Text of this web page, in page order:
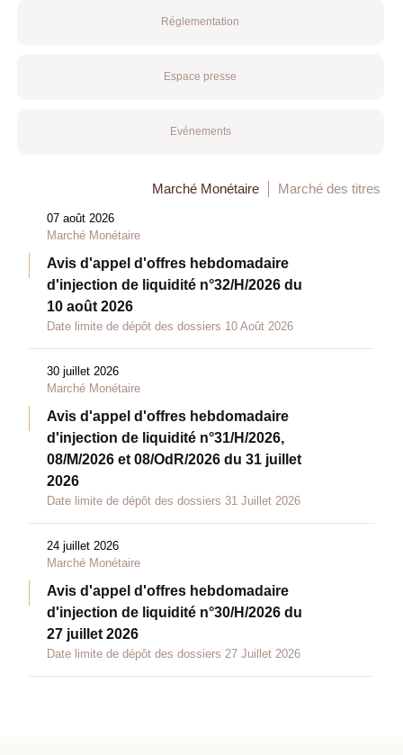
Réglementation
Espace presse
Evénements
Marché Monétaire Marché des titres
07 août 2026
Marché Monétaire
Avis d'appel d'offres hebdomadaire
d'injection de liquidité n°32/H/2026 du
10 août 2026
Date limite de dépôt des dossiers 10 Août 2026
30 juillet 2026
Marché Monétaire
Avis d'appel d'offres hebdomadaire
d'injection de liquidité n°31/H/2026,
08/M/2026 et 08/OdR/2026 du 31 juillet
2026
Date limite de dépôt des dossiers 31 Juillet 2026
24 juillet 2026
Marché Monétaire
Avis d'appel d'offres hebdomadaire
d'injection de liquidité n°30/H/2026 du
27 juillet 2026
Date limite de dépôt des dossiers 27 Juillet 2026